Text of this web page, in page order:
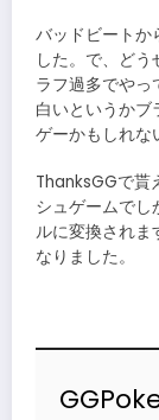
バッドビートか
した。で、ど
ラフ過多でやっ
白いというかブ
ゲーかもしれな
ThanksGGで貰
シュゲームでし
ルに変換されま
なりました。